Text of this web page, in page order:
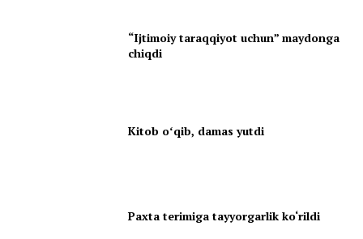
“Ijtimoiy taraqqiyot uchun” maydonga
chiqdi
Kitob oʻqib, damas yutdi
Paxta terimiga tayyorgarlik ko‘rildi